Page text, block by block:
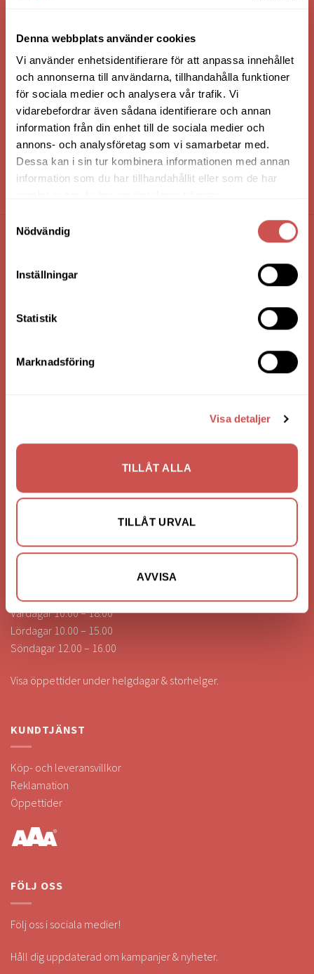
Denna webbplats använder cookies
Vi använder enhetsidentifierare för att anpassa innehållet
och annonserna till användarna, tillhandahålla funktioner
för sociala medier och analysera vår trafik. Vi
vidarebefordrar även sådana identifierare och annan
information från din enhet till de sociala medier och
annons- och analysföretag som vi samarbetar med.
Dessa kan i sin tur kombinera informationen med annan
information som du har tillhandahållit eller som de har
Nödvändig
Inställningar
Statistik
Marknadsföring
Visa detaljer
TILLÅT ALLA
TILLÅT URVAL
AVVISA
Nilssons Möbler i Lammhult
363 44 Lammhult
Bankgiro: 275-4836
info@nilssonsilammhult.se
Kundtjänst
Vardagar 10.00 – 18.00
Lördagar 10.00 – 15.00
Söndagar 12.00 – 16.00
Visa öppettider under helgdagar & storhelger.
KUNDTJÄNST
Köp- och leveransvillkor
Reklamation
Öppettider
FÖLJ OSS
Följ oss i sociala medier!
Håll dig uppdaterad om kampanjer & nyheter.